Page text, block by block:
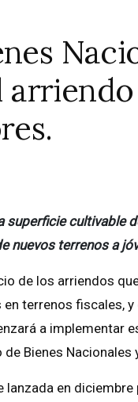
cultivable
nuevos terrenos a
de los arriendos
terrenos fiscales,
a implementar
Bienes Nacionales
en